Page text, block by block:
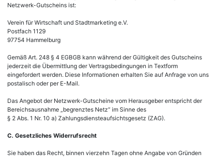
Netzwerk-Gutscheins ist:
Verein für Wirtschaft und Stadtmarketing e.V.
Postfach 1129
97754 Hammelburg
Gemäß Art. 248 § 4 EGBGB kann während der Gültigkeit des Gutscheins
jederzeit die Übermittlung der Vertragsbedingungen in Textform
eingefordert werden. Diese Informationen erhalten Sie auf Anfrage von uns
postalisch oder per E-Mail.
Das Angebot der Netzwerk-Gutscheine vom Herausgeber entspricht der
Bereichsausnahme „begrenztes Netz“ im Sinne des
§ 2 Abs. 1 Nr. 10 a) Zahlungsdiensteaufsichtsgesetz (ZAG).
C. Gesetzliches Widerrufsrecht
Sie haben das Recht, binnen vierzehn Tagen ohne Angabe von Gründen